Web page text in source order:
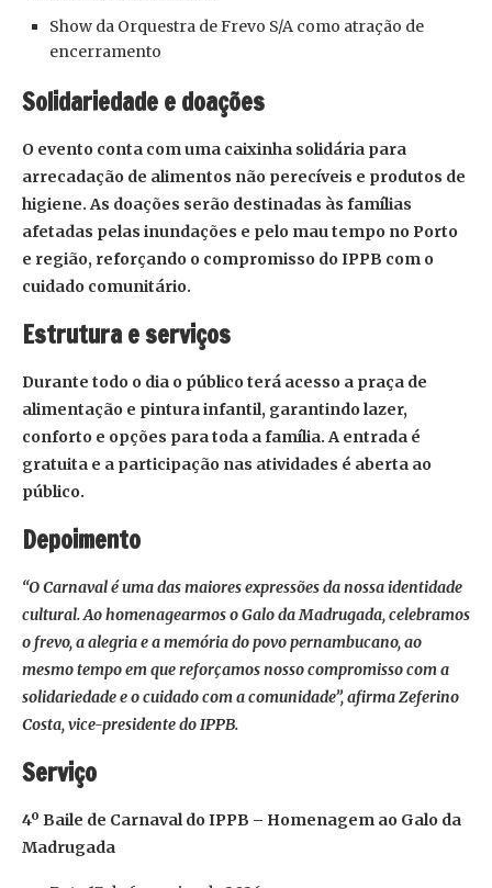
Show da Orquestra de Frevo S/A como atração de
encerramento
Solidariedade e doações
O evento conta com uma caixinha solidária para
arrecadação de alimentos não perecíveis e produtos de
higiene. As doações serão destinadas às famílias
afetadas pelas inundações e pelo mau tempo no Porto
e região, reforçando o compromisso do IPPB com o
cuidado comunitário.
Estrutura e serviços
Durante todo o dia o público terá acesso a praça de
alimentação e pintura infantil, garantindo lazer,
conforto e opções para toda a família. A entrada é
gratuita e a participação nas atividades é aberta ao
público.
Depoimento
“O Carnaval é uma das maiores expressões da nossa identidade
cultural. Ao homenagearmos o Galo da Madrugada, celebramos
o frevo, a alegria e a memória do povo pernambucano, ao
mesmo tempo em que reforçamos nosso compromisso com a
solidariedade e o cuidado com a comunidade”, afirma Zeferino
Costa, vice-presidente do IPPB.
Serviço
4º Baile de Carnaval do IPPB – Homenagem ao Galo da
Madrugada